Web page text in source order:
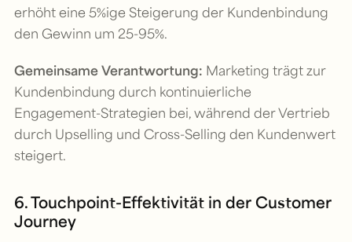
erhöht eine 5%ige Steigerung der Kundenbindung
den Gewinn um 25-95%.
Gemeinsame Verantwortung: Marketing trägt zur
Kundenbindung durch kontinuierliche
Engagement-Strategien bei, während der Vertrieb
durch Upselling und Cross-Selling den Kundenwert
steigert.
6. Touchpoint-Effektivität in der Customer
Journey